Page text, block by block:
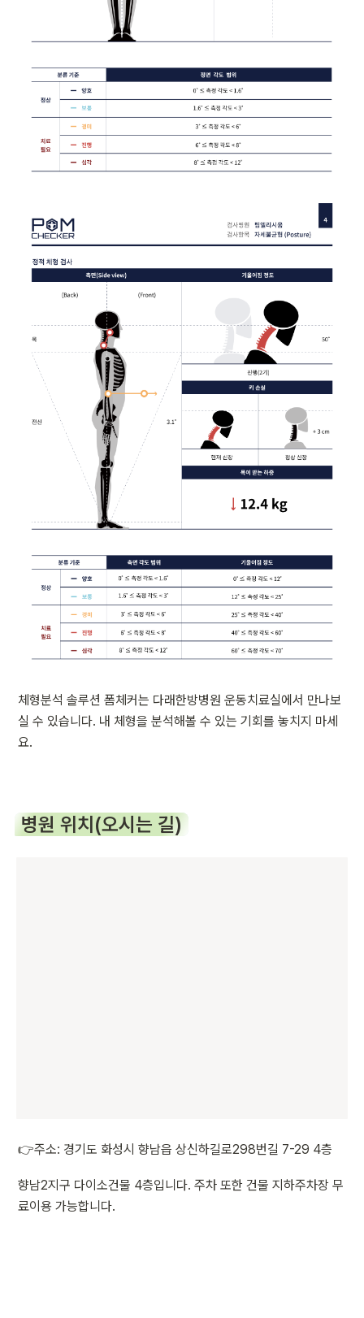
체형분석 솔루션 폼체커는 다래한방병원 운동치료실에서 만나보
실 수 있습니다. 내 체형을 분석해볼 수 있는 기회를 놓치지 마세
요.
병원 위치(오시는 길)
👉주소: 경기도 화성시 향남읍 상신하길로298번길 7-29 4층
향남2지구 다이소건물 4층입니다. 주차 또한 건물 지하주차장 무
료이용 가능합니다.